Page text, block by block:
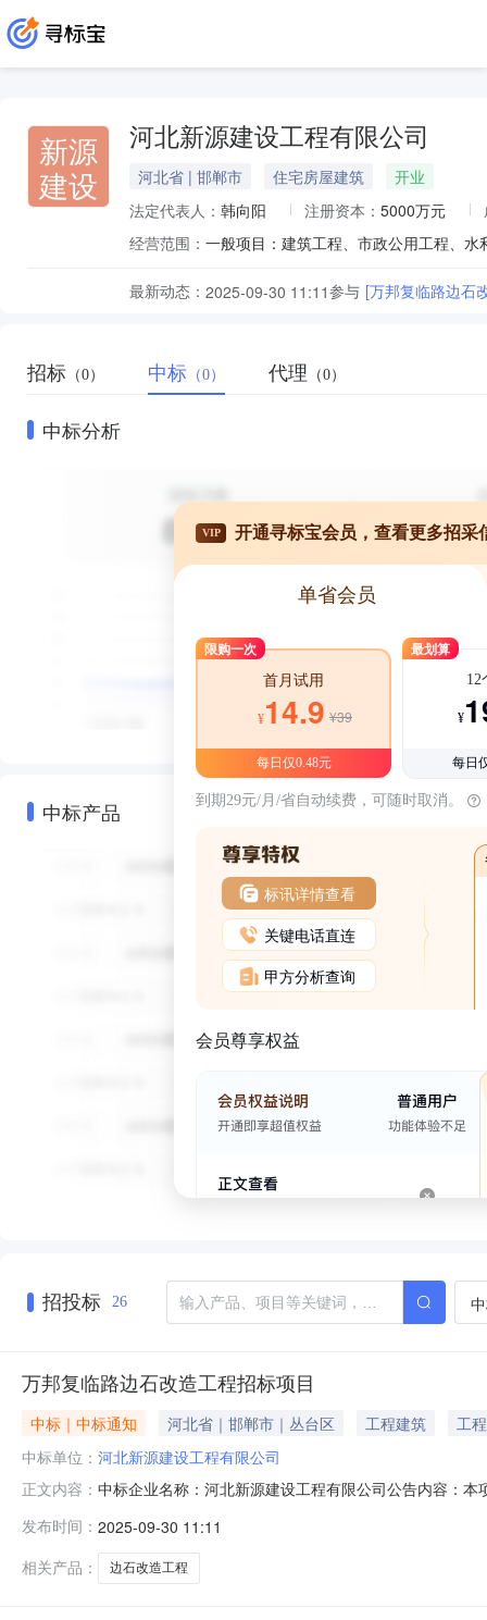
新源
建设
河北新源建设工程有限公司
河北省 | 邯郸市 住宅房屋建筑
开业
法定代表人： 韩向阳 注册资本： 5000万元
经营范围：
最新动态： 2025-09-30 11:11参与 [万邦复临路边石
招标 （0） 中标 （0） 代理 （0）
中标分析
中标产品
VIP 开通寻标宝会员，查看更多招采
单省会员
限购一次
首月试用
¥14.9 ¥39
每日仅0.48元
最划算
12
¥
每日
到期29元/月/省自动续费，可随时取消。
标讯详情查看
关键电话直连
甲方分析查询
会员尊享权益
招投标 26
万邦复临路边石改造工程招标项目
中标｜中标通知 河北省｜邯郸市｜丛台区 工程建筑
工程
中标单位： 河北新源建设工程有限公司
正文内容： 中标企业名称：河北新源建设工程有限公司公告内容：
发布时间： 2025-09-30 11:11
相关产品：
边石改造工程